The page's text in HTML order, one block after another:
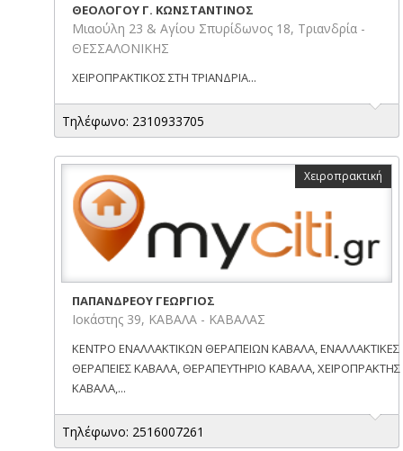
ΘΕΟΛΟΓΟΥ Γ. ΚΩΝΣΤΑΝΤΙΝΟΣ
Μιαούλη 23 & Αγίου Σπυρίδωνος 18, Τριανδρία -
ΘΕΣΣΑΛΟΝΙΚΗΣ
ΧΕΙΡΟΠΡΑΚΤΙΚΟΣ ΣΤΗ ΤΡΙΑΝΔΡΙΑ...
Τηλέφωνο: 2310933705
Χειροπρακτική
ΠΑΠΑΝΔΡΕΟΥ ΓΕΩΡΓΙΟΣ
Ιοκάστης 39, ΚΑΒΑΛΑ - ΚΑΒΑΛΑΣ
ΚΕΝΤΡΟ ΕΝΑΛΛΑΚΤΙΚΩΝ ΘΕΡΑΠΕΙΩΝ ΚΑΒΑΛΑ, ΕΝΑΛΛΑΚΤΙΚΕΣ
ΘΕΡΑΠΕΙΕΣ ΚΑΒΑΛΑ, ΘΕΡΑΠΕΥΤΗΡΙΟ ΚΑΒΑΛΑ, ΧΕΙΡΟΠΡΑΚΤΗΣ
ΚΑΒΑΛΑ,...
Τηλέφωνο: 2516007261